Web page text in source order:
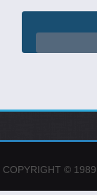
COPYRIGHT © 1989.